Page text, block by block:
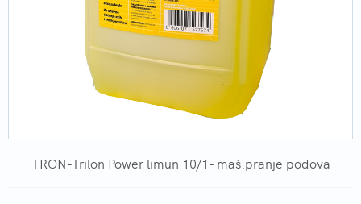
TRON-Trilon Power limun 10/1- maš.pranje podova